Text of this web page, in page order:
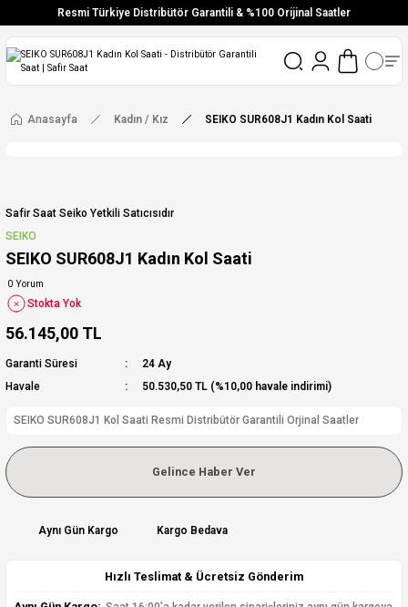
Resmi Türkiye Distribütör Garantili & %100 Orijinal Saatler
Vade Farksız 6 Taksit
Ücretsiz Kargo
Anasayfa Kadın / Kız SEIKO SUR608J1 Kadın Kol Saati
Safir Saat Seiko Yetkili Satıcısıdır
SEIKO
SEIKO SUR608J1 Kadın Kol Saati
0 Yorum
Stokta Yok
56.145,00 TL
Garanti Süresi
24 Ay
Havale
50.530,50 TL (%10,00 havale indirimi)
SEIKO SUR608J1 Kol Saati Resmi Distribütör Garantili Orjinal Saatler
Gelince Haber Ver
Aynı Gün Kargo Kargo Bedava
Hızlı Teslimat & Ücretsiz Gönderim